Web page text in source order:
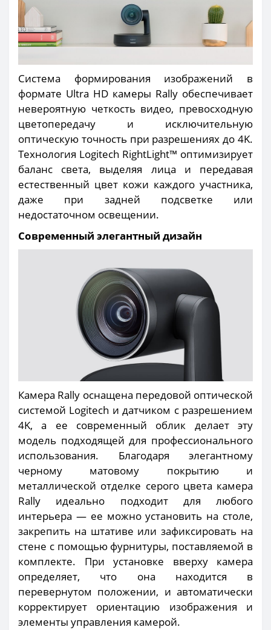
Система формирования изображений в
формате Ultra HD камеры Rally обеспечивает
невероятную четкость видео, превосходную
цветопередачу и исключительную
оптическую точность при разрешениях до 4K.
Технология Logitech RightLight™ оптимизирует
баланс света, выделяя лица и передавая
естественный цвет кожи каждого участника,
даже при задней подсветке или
недостаточном освещении.
Современный элегантный дизайн
Камера Rally оснащена передовой оптической
системой Logitech и датчиком с разрешением
4K, а ее современный облик делает эту
модель подходящей для профессионального
использования. Благодаря элегантному
черному матовому покрытию и
металлической отделке серого цвета камера
Rally идеально подходит для любого
интерьера — ее можно установить на столе,
закрепить на штативе или зафиксировать на
стене с помощью фурнитуры, поставляемой в
комплекте. При установке вверху камера
определяет, что она находится в
перевернутом положении, и автоматически
корректирует ориентацию изображения и
элементы управления камерой.